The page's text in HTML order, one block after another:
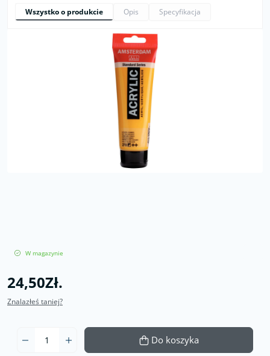
Wszystko o produkcie Opis Specyfikacja
W magazynie
24,50Zł.
Znalazłeś taniej?
Do koszyka